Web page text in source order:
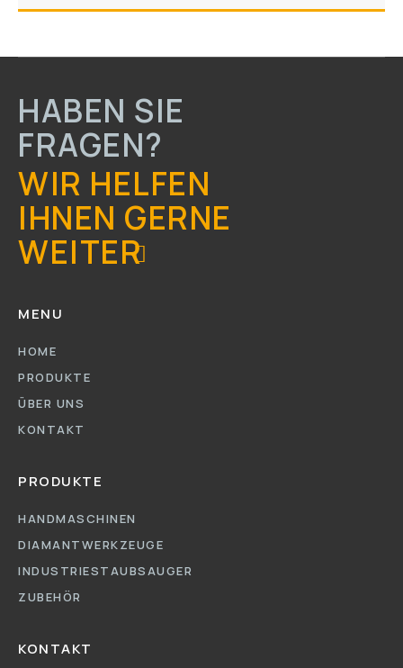
HABEN SIE
FRAGEN?
WIR HELFEN
IHNEN GERNE
WEITER
MENU
HOME
PRODUKTE
ÜBER UNS
KONTAKT
PRODUKTE
HANDMASCHINEN
DIAMANTWERKZEUGE
INDUSTRIESTAUBSAUGER
ZUBEHÖR
KONTAKT